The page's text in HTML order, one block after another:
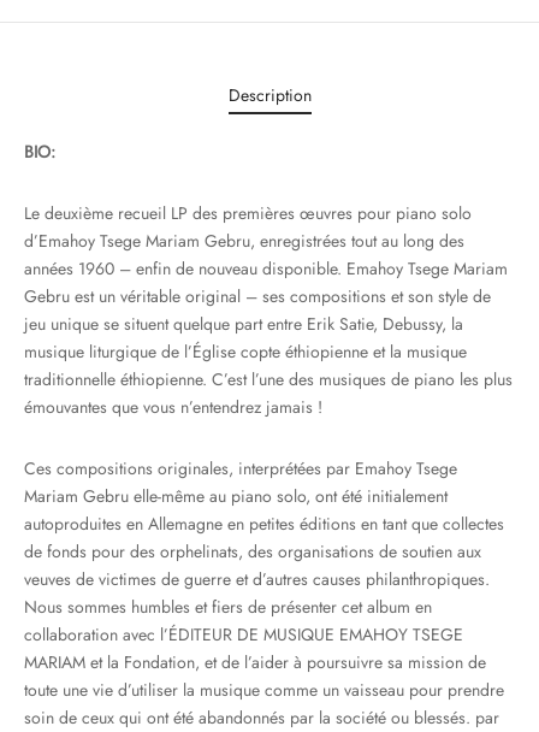
Description
BIO:
Le deuxième recueil LP des premières œuvres pour piano solo
d’Emahoy Tsege Mariam Gebru, enregistrées tout au long des
années 1960 – enfin de nouveau disponible. Emahoy Tsege Mariam
Gebru est un véritable original – ses compositions et son style de
jeu unique se situent quelque part entre Erik Satie, Debussy, la
musique liturgique de l’Église copte éthiopienne et la musique
traditionnelle éthiopienne. C’est l’une des musiques de piano les plus
émouvantes que vous n’entendrez jamais !
Ces compositions originales, interprétées par Emahoy Tsege
Mariam Gebru elle-même au piano solo, ont été initialement
autoproduites en Allemagne en petites éditions en tant que collectes
de fonds pour des orphelinats, des organisations de soutien aux
veuves de victimes de guerre et d’autres causes philanthropiques.
Nous sommes humbles et fiers de présenter cet album en
collaboration avec l’ÉDITEUR DE MUSIQUE EMAHOY TSEGE
MARIAM et la Fondation, et de l’aider à poursuivre sa mission de
toute une vie d’utiliser la musique comme un vaisseau pour prendre
soin de ceux qui ont été abandonnés par la société ou blessés. par